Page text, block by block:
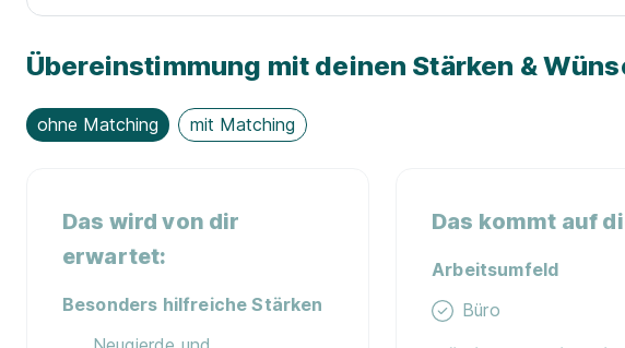
Übereinstimmung mit deinen Stärken &
ohne Matching mit Matching
Das wird von dir
erwartet:
Besonders hilfreiche Stärken
Das kommt auf
Arbeitsumfeld
Büro